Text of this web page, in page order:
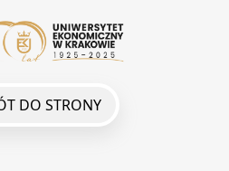
DO STRONY